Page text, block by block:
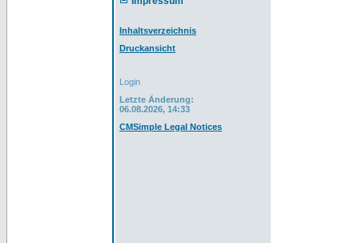
Inhaltsverzeichnis
Druckansicht
Login
Letzte Änderung:
06.08.2026, 14:33
CMSimple Legal Notices